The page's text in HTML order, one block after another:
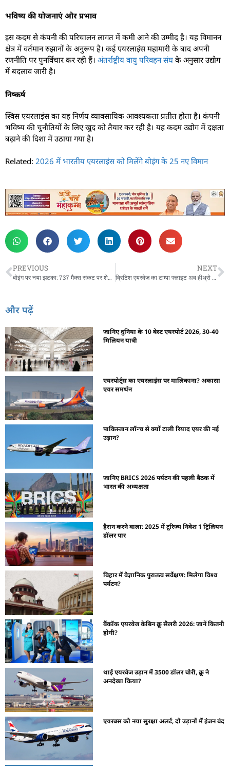
भविष्य की योजनाएं और प्रभाव
इस कदम से कंपनी की परिचालन लागत में कमी आने की उम्मीद है। यह विमानन
क्षेत्र में वर्तमान रुझानों के अनुरूप है। कई एयरलाइंस महामारी के बाद अपनी
रणनीति पर पुनर्विचार कर रही हैं। अंतर्राष्ट्रीय वायु परिवहन संघ के अनुसार उद्योग
में बदलाव जारी है।
निष्कर्ष
स्विस एयरलाइंस का यह निर्णय व्यावसायिक आवश्यकता प्रतीत होता है। कंपनी
भविष्य की चुनौतियों के लिए खुद को तैयार कर रही है। यह कदम उद्योग में दक्षता
बढ़ाने की दिशा में उठाया गया है।
Related: 2026 में भारतीय एयरलाइंस को मिलेंगे बोइंग के 25 नए विमान
PREVIOUS
बोइंग पर नया झटका: 737 मैक्स संकट पर शेयरधारकों ने दायर की मुकदमा
NEXT
ब्रिटिश एयरवेज का टाम्पा फ्लाइट अब हीथ्रो से, 787-10 का अपग्रेड
और पढ़ें
जानिए दुनिया के 10 बेस्ट एयरपोर्ट 2026, 30-40
मिलियन यात्री
एयरपोर्ट्स का एयरलाइंस पर मालिकाना? अकासा
एयर समर्थन
पाकिस्तान लॉन्च से क्यों टाली रियाद एयर की नई
उड़ान?
जानिए BRICS 2026 पर्यटन की पहली बैठक में
भारत की अध्यक्षता
हैरान करने वाला: 2025 में टूरिज्म निवेश 1 ट्रिलियन
डॉलर पार
बिहार में वैज्ञानिक पुरातत्व सर्वेक्षण: मिलेगा विश्व
पर्यटन?
बैंकॉक एयरवेज केबिन क्रू सैलरी 2026: जानें कितनी
होगी?
थाई एयरवेज उड़ान में 3500 डॉलर चोरी, क्रू ने
अनदेखा किया?
एयरबस को नया सुरक्षा अलर्ट, दो उड़ानों में इंजन बंद